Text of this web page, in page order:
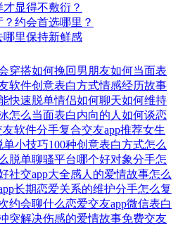
显得不敷衍？
约会首选哪里？
里保持新鲜感
穿搭如何挽回男朋友如何当面表
软件创意表白方式情感经历故事
快速脱单情侣如何聊天如何维持
怎么当面表白内向的人如何谈恋
友软件分手复合交友app推荐女生
单小技巧100种创意表白方式怎么
脱单聊骚平台哪个好对象分手怎
社交app大全感人的爱情故事怎么
长期恋爱关系的维护分手怎么复
约会聊什么恋爱交友app微信表白
突解决伤感的爱情故事免费交友